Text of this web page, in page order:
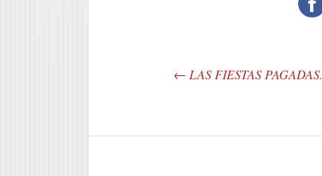
← LAS FIESTAS PAGADAS.